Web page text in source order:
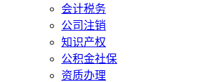
会计税务
公司注销
知识产权
公积金社保
资质办理